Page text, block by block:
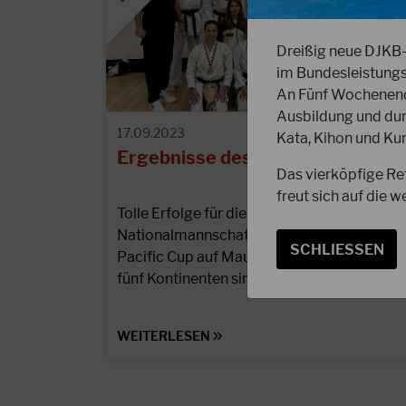
17.09.2023
Ergebnisse des Indo Pacific Cup
Tolle Erfolge für die DJKB
Nationalmannschaft beim ersten Indo
Pacific Cup auf Mauritius. 12 Nationen aus
fünf Kontinenten sind mit insgesamt 550…
WEITERLESEN
Dreißig neue
im
An Fünf
Ausbildung und
Kata, Kihon und
Das vierköpfige
freut sich auf die
SCHLIESSEN